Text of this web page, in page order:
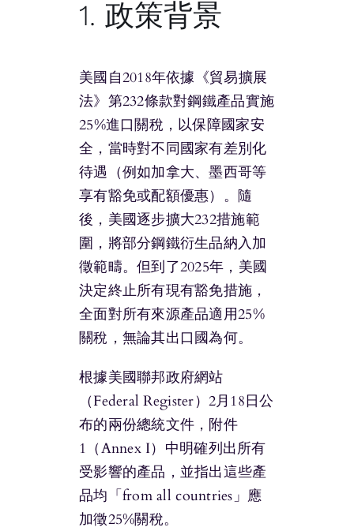
1. 政策背景
美國自2018年依據《貿易擴展
法》第232條款對鋼鐵產品實施
25%進口關稅，以保障國家安
全，當時對不同國家有差別化
待遇（例如加拿大、墨西哥等
享有豁免或配額優惠）。隨
後，美國逐步擴大232措施範
圍，將部分鋼鐵衍生品納入加
徵範疇。但到了2025年，美國
決定終止所有現有豁免措施，
全面對所有來源產品適用25%
關稅，無論其出口國為何。
根據美國聯邦政府網站
（Federal Register）2月18日公
布的兩份總統文件，附件
1（Annex I）中明確列出所有
受影響的產品，並指出這些產
品均「from all countries」應
加徵25%關稅。